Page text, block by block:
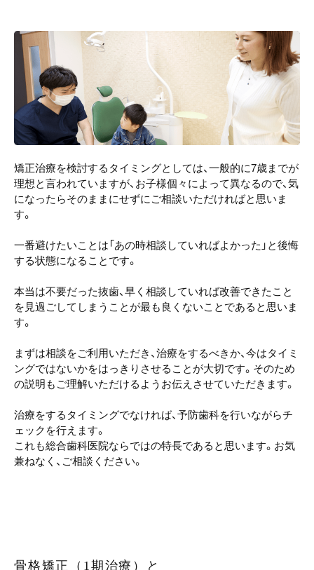
矯正治療を検討するタイミングとしては、一般的に7歳までが
理想と言われていますが、お子様個々によって異なるので、気
になったらそのままにせずにご相談いただければと思いま
す。
一番避けたいことは「あの時相談していればよかった」と後悔
する状態になることです。
本当は不要だった抜歯、早く相談していれば改善できたこと
を見過ごしてしまうことが最も良くないことであると思いま
す。
まずは相談をご利用いただき、治療をするべきか、今はタイミ
ングではないかをはっきりさせることが大切です。そのため
の説明もご理解いただけるようお伝えさせていただきます。
治療をするタイミングでなければ、予防歯科を行いながらチ
ェックを行えます。
これも総合歯科医院ならではの特長であると思います。お気
兼ねなく、ご相談ください。
骨格矯正（1期治療）と